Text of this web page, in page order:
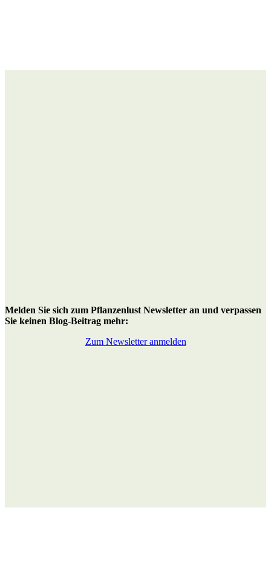
Melden Sie sich zum Pflanzenlust Newsletter an und verpassen
Sie keinen Blog-Beitrag mehr:
Zum Newsletter anmelden